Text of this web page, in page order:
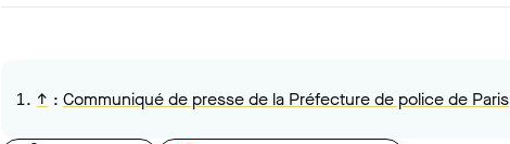
↑ : Communiqué de presse de la Préfecture de police de Paris